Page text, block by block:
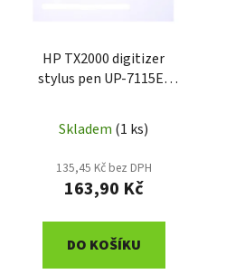
HP TX2000 digitizer
stylus pen UP-7115E-
Skladem (1 ks)
135,45 Kč bez DPH
163,90 Kč
DO KOŠÍKU